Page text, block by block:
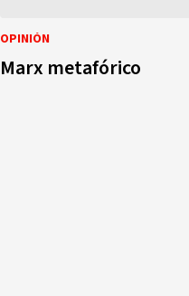
OPINIÓN
Marx metafórico